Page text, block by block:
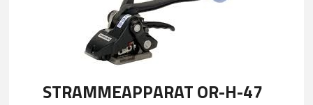
STRAMMEAPPARAT OR-H-47